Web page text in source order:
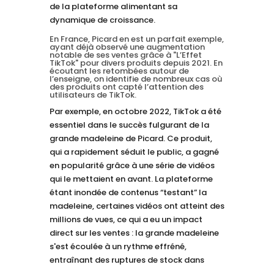
de la plateforme alimentant sa
dynamique de croissance.
En France, Picard en est un parfait exemple,
ayant déjà observé une augmentation
notable de ses ventes grâce à "L’Effet
TikTok" pour divers produits depuis 2021. En
écoutant les retombées autour de
l’enseigne, on identifie de nombreux cas où
des produits ont capté l’attention des
utilisateurs de TikTok.
Par exemple, en octobre 2022, TikTok a été
essentiel dans le succès fulgurant de la
grande madeleine de Picard. Ce produit,
qui a rapidement séduit le public, a gagné
en popularité grâce à une série de vidéos
qui le mettaient en avant. La plateforme
étant inondée de contenus “testant” la
madeleine, certaines vidéos ont atteint des
millions de vues, ce qui a eu un impact
direct sur les ventes : la grande madeleine
s'est écoulée à un rythme effréné,
entraînant des ruptures de stock dans